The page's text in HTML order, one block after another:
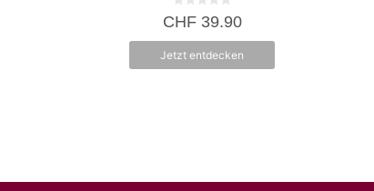
0
v
5
CHF39.90
Jetzt entdecken